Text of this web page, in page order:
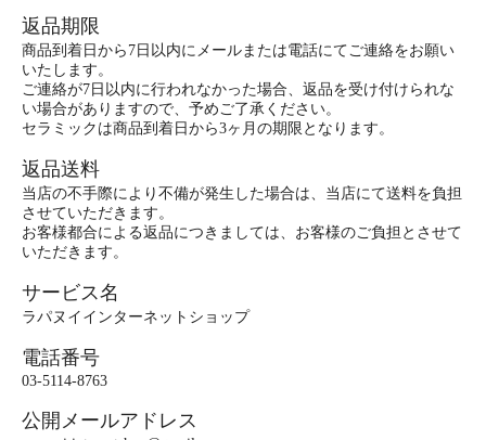
返品期限
商品到着日から7日以内にメールまたは電話にてご連絡をお願い
いたします。
ご連絡が7日以内に行われなかった場合、返品を受け付けられな
い場合がありますので、予めご了承ください。
セラミックは商品到着日から3ヶ月の期限となります。
返品送料
当店の不手際により不備が発生した場合は、当店にて送料を負担
させていただきます。
お客様都合による返品につきましては、お客様のご負担とさせて
いただきます。
サービス名
ラパヌイインターネットショップ
電話番号
03-5114-8763
公開メールアドレス